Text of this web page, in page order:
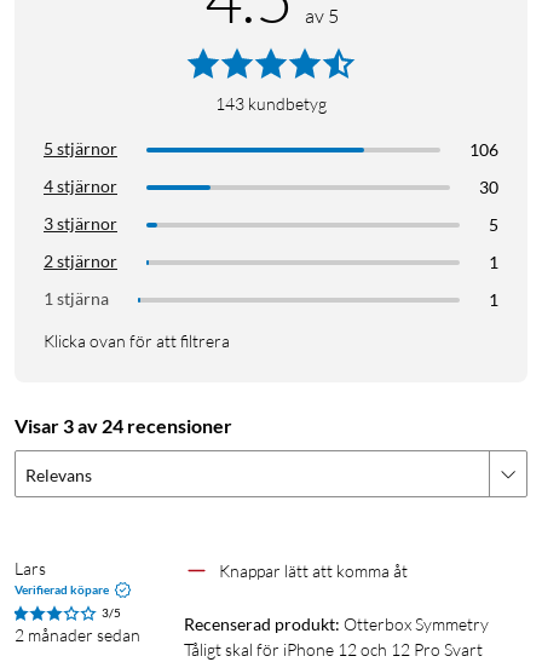
av 5
143 kundbetyg
5 stjärnor
106
4 stjärnor
30
3 stjärnor
5
2 stjärnor
1
1 stjärna
1
Klicka ovan för att filtrera
Visar 3 av 24 recensioner
Relevans
Lars
Verifierad köpare
3/5
2 månader sedan
Knappar lätt att komma åt
Recenserad produkt: Otterbox Symmetry
Tåligt skal för iPhone 12 och 12 Pro Svart